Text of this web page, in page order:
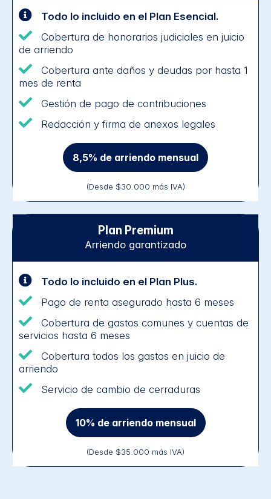
Todo lo incluido en el Plan Esencial.
Cobertura de honorarios judiciales en juicio
de arriendo
Cobertura ante daños y deudas por hasta 1
mes de renta
Gestión de pago de contribuciones
Redacción y firma de anexos legales
8,5% de arriendo mensual
(Desde $30.000 más IVA)
Plan Premium
Arriendo garantizado
Todo lo incluido en el Plan Plus.​
Pago de renta asegurado hasta 6 meses
Cobertura de gastos comunes y cuentas de
servicios​ hasta 6 meses
Cobertura todos los gastos en juicio de
arriendo
Servicio de cambio de cerraduras
10% de arriendo mensual
(Desde $35.000 más IVA)